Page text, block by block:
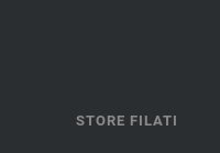
STORE FILATI